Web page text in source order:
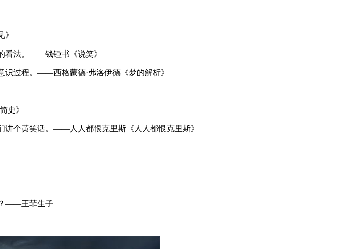
看法。——钱锺书《说笑》
识过程。——西格蒙德·弗洛伊德《梦的解析》
史》
讲个黄笑话。——人人都恨克里斯《人人都恨克里斯》
？——王菲生子